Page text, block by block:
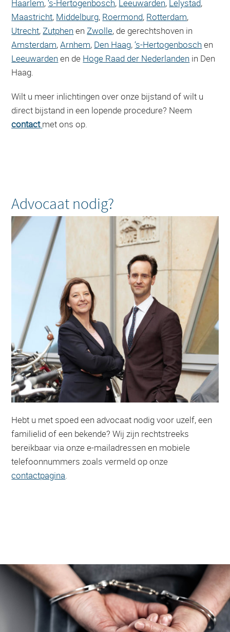
Haarlem,‘s-Hertogenbosch, Leeuwarden, Lelystad,
Maastricht, Middelburg, Roermond, Rotterdam,
Utrecht, Zutphen en Zwolle, de gerechtshoven in
Amsterdam,Arnhem, Den Haag,‘s-Hertogenbosch en
Leeuwarden en de Hoge Raad der Nederlanden in Den
Haag.
Wilt u meer inlichtingen over onze bijstand of wilt u
direct bijstand in een lopende procedure? Neem
contactmet ons op.
Advocaat nodig?
Hebt u met spoed een advocaat nodig voor uzelf, een
familielid of een bekende? Wij zijn rechtstreeks
bereikbaar via onze e-mailadressen en mobiele
telefoonnummers zoals vermeld op onze
contactpagina.